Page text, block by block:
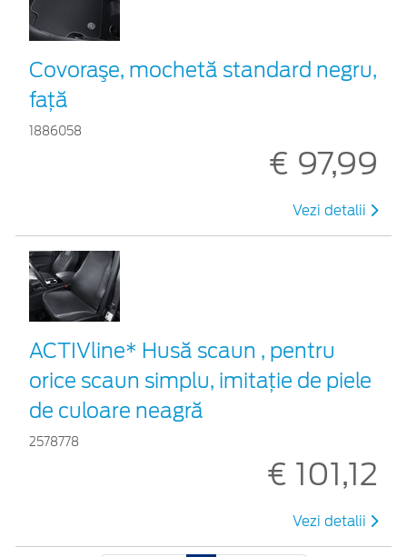
Covoraşe, mochetă standard negru,
față
1886058
€ 97,99
Vezi detalii
ACTIVline* Husă scaun , pentru
orice scaun simplu, imitație de piele
de culoare neagră
2578778
€ 101,12
Vezi detalii